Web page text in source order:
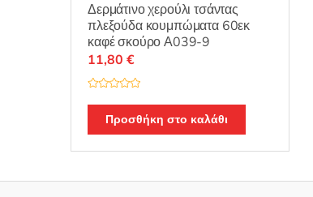
Δερμάτινο χερούλι τσάντας
πλεξούδα κουμπώματα 60εκ
καφέ σκούρο Α039-9
α
ο
ο
θ
11,80 €
Προσθήκη στο καλάθι